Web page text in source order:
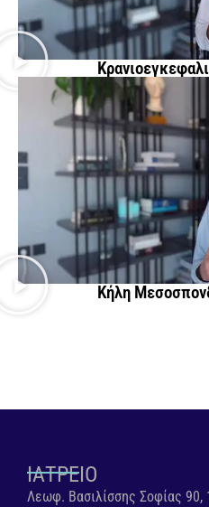
Κήλη
ΙΑΤΡΕΙΟ
Λεωφ. Βασιλίσσης Σοφίας 90,